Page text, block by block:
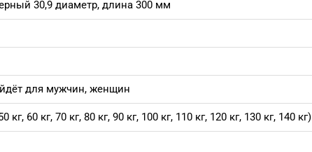
30,9 диаметр, длина 300 мм
для мужчин, женщин
60 кг, 70 кг, 80 кг, 90 кг, 100 кг, 110 кг, 120 кг, 130 кг, 140 кг)